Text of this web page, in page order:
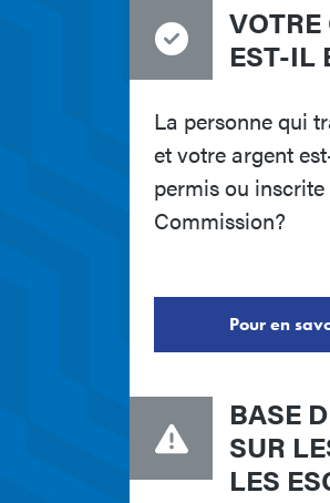
EST-IL
La personne qui
et votre argent
permis ou
Commission?
Pour en
BASE
SUR
LES